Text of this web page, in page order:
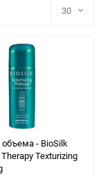
30
- BioSilk
Texturizing